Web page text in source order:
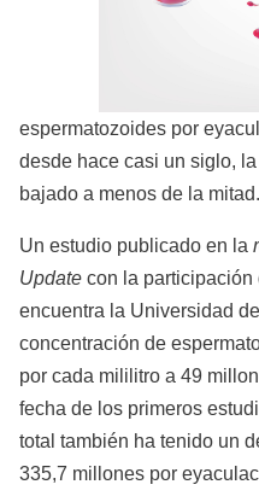
espermatozoides por
desde hace casi un siglo,
bajado a menos de la mitad.
Un estudio publicado en la
Update con la participación
encuentra la Universidad
concentración de
por cada mililitro a 49
fecha de los primeros
total también ha tenido un
335,7 millones por